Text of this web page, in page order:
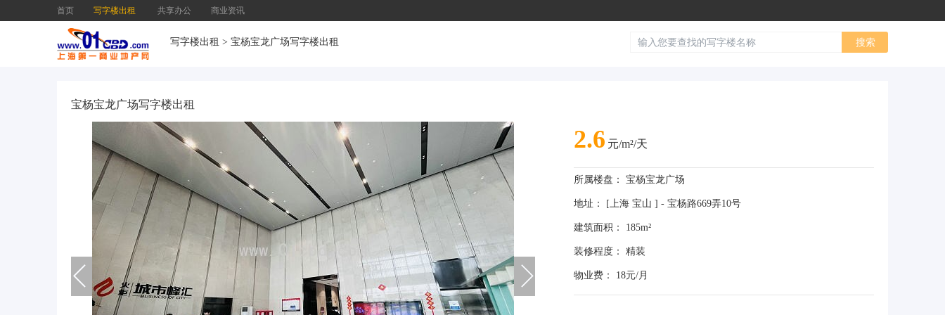
首页 写字楼出租 共享办公 商业资讯
写字楼出租 > 宝杨宝龙广场写字楼出租
宝杨宝龙广场写字楼出租
2.6 元/m²/天
所属楼盘： 宝杨宝龙广场
地址： [上海 宝山 ] - 宝杨路669弄10号
建筑面积： 185m²
装修程度： 精装
物业费： 18元/月